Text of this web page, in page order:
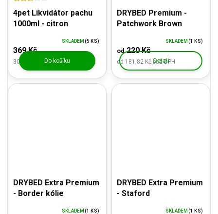
4pet Likvidátor pachu
1000ml - citron
304,96 Kč bez DPH
369 Kč
SKLADEM (5 KS)
Do košíku
DRYBED Premium -
Patchwork Brown
od 181,82 Kč bez DPH
od220 Kč
SKLADEM (1 KS)
Detail
DRYBED Extra Premium
- Border kólie
SKLADEM (1 KS)
DRYBED Extra Premium
- Staford
SKLADEM (1 KS)